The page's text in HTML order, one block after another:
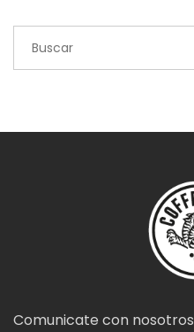
Comunicate con nosotros